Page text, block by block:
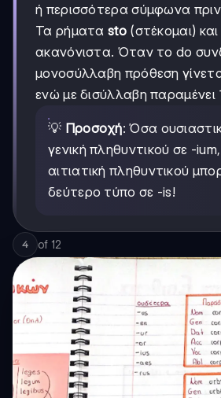
ή περισσότερα σύμφωνα
Τα ρήματα sto(στέκομαι) και
ακανόνιστα. Όταν το do
μονοσύλλαβη πρόθεση
ενώ με δισύλλαβη παραμένει
💡 Προσοχή: Όσα
γενική πληθυντικού σε -
αιτιατική πληθυντικού
δεύτερο τύπο σε -is!
4 of 12